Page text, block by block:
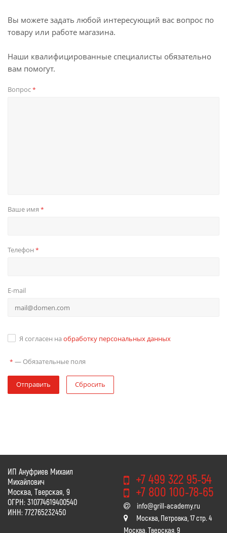
Вы можете задать любой интересующий вас вопрос по
товару или работе магазина.
Наши квалифицированные специалисты обязательно
вам помогут.
Вопрос*
Ваше имя *
Телефон *
E-mail
Я согласен на обработку персональных данных
* — Обязательные поля
Отправить Сбросить
ИП Ануфриев Михаил
Михайлович
Москва, Тверская, 9
ОГРН: 310774619400540
ИНН: 772765232450
+7 499 322 95-54
+7 800 100-78-65
info@grill-academy.ru
Москва, Петровка, 17 стр. 4
Москва, Тверская, 9